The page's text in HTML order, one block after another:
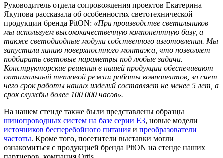
Руководитель отдела сопровождения проектов Екатерина
Якупова рассказала об особенностях светотехнической
продукции бренда PitON: «При производстве светильников
мы используем высококачественную компонентную базу, а
также светодиодные модули собственного изготовления. Мы
запустили линию поверхностного монтажа, что позволяет
подбирать световые параметры под любые задачи.
Конструкторские решения в нашей продукции обеспечивают
оптимальный тепловой режим работы компонентов, за счет
чего срок работы наших изделий составляет не менее 5 лет, а
срок службы более 100 000 часов».
На нашем стенде также были представлены образцы
шинопроводных систем на базе серии Е3, новые модели
источников бесперебойного питания и преобразователи
частоты. Кроме того, посетители выставки могли
ознакомиться с продукцией бренда PitON на стенде наших
партнеров, компания Ortis.